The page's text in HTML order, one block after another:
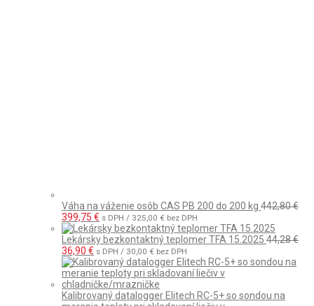
Váha na váženie osôb CAS PB 200 do 200 kg 442,80€
Pôvodná
cena
bola:
442,80 €.
399,75 € Aktuálna
cena
je:
399,75 €.
s DPH / 325,00 € bez DPH
Lekársky bezkontaktný teplomer TFA 15.2025 44,28€
Pôvodná
cena
bola:
44,28 €.
36,90 € Aktuálna
cena
je:
36,90 €.
s DPH / 30,00 € bez DPH
Kalibrovaný datalogger Elitech RC-5+ so sondou na